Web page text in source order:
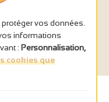
vos données.
informations
: Personnalisation,
cookies que